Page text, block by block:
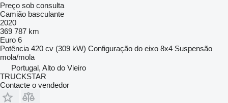
Preço sob consulta
Camião basculante
2020
369 787 km
Euro 6
Potência 420 cv (309 kW) Configuração do eixo 8x4 Suspensão
mola/mola
Portugal, Alto do Vieiro
TRUCKSTAR
Contacte o vendedor